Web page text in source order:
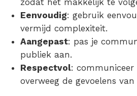
zodat het makkelijk te
Eenvoudig: gebruik
vermijd complexiteit.
Aangepast: pas je
publiek aan.
Respectvol: communiceer
overweeg de gevoelens